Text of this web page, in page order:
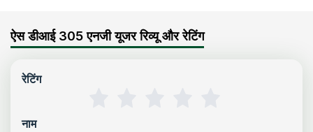
ऐस डीआई 305 एनजी यूजर रिव्यू और रेटिंग
रेटिंग
नाम